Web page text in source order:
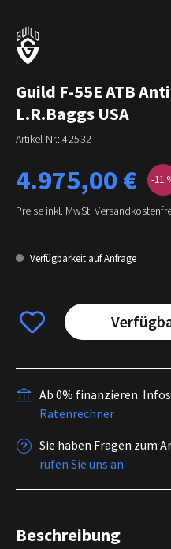
Guild F-55E ATB
L.R.Baggs USA
Artikel-Nr.: 42532
Verkaufspreis:
4.975,00 € -11
Preise inkl. MwSt.
Verfügbarkeit auf Anfrage
Ab 0% finanzieren.
Ratenrechner
Sie haben Fragen zum
rufen Sie uns an
Beschreibung